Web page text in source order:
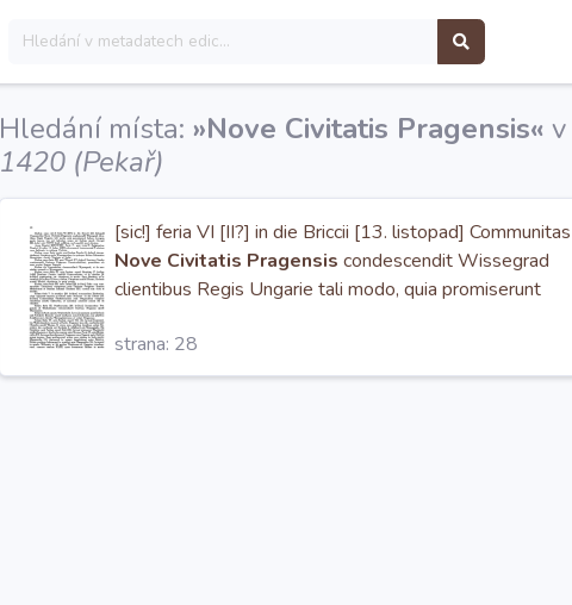
Hledání místa: »Nove Civitatis Pragensis« v
1420 (Pekař)
[sic!] feria VI [II?] in die Briccii [13. listopad] Communitas
Nove Civitatis Pragensis condescendit Wissegrad
clientibus Regis Ungarie tali modo, quia promiserunt
strana: 28